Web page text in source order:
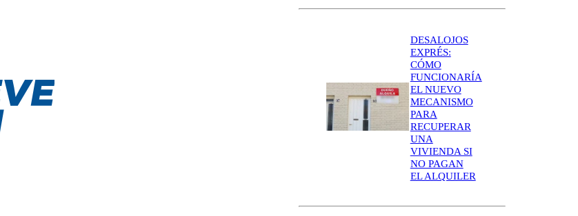
DESALOJOS
EXPRÉS:
CÓMO
FUNCIONARÍA
EL NUEVO
MECANISMO
PARA
RECUPERAR
UNA
VIVIENDA SI
NO PAGAN
EL ALQUILER